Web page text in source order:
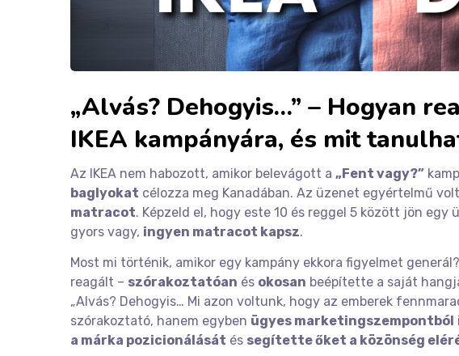
„Alvás? Dehogyis…” – Hogyan
IKEA kampányára, és mit
Az IKEA nem habozott, amikor belevágott a „Fent vagy?”
baglyokat célozza meg Kanadában. Az üzenet egyértelmű
matracot. Képzeld el, hogy este 10 és reggel 5 között jön egy
gyors vagy, ingyen matracot kapsz.
Most mi történik, amikor egy kampány ekkora figyelmet
reagált – szórakoztatóan és okosan beépítette a saját
„Alvás? Dehogyis… Mi azon voltunk, hogy az emberek
szórakoztató, hanem egyben ügyes marketingszempontból
a márka pozicionálását és segítette őket a közönség